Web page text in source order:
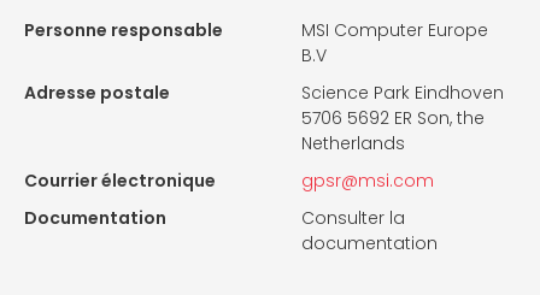
Personne responsable
MSI Computer Europe
B.V
Adresse postale
Science Park Eindhoven
5706 5692 ER Son, the
Netherlands
Courrier électronique
gpsr@msi.com
Documentation
Consulter la
documentation